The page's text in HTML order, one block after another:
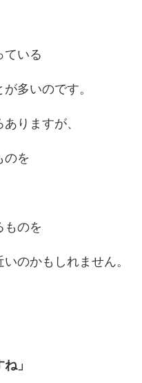
ている
多いのです。
りますが、
のを
ものを
のかもしれません。
」